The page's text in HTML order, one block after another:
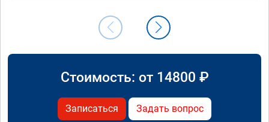
Стоимость: от 14800 ₽
Записаться Задать вопрос